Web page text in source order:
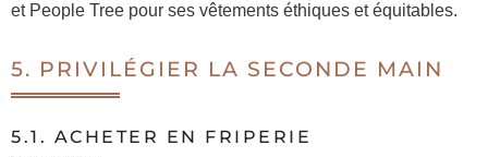
et People Tree pour ses vêtements éthiques et équitables.
5. PRIVILÉGIER LA SECONDE MAIN
5.1. ACHETER EN FRIPERIE